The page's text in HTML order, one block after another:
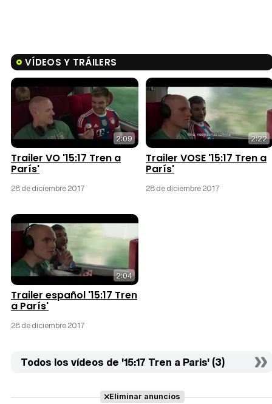
VÍDEOS Y TRÁILERS
2:09
Trailer VO '15:17 Tren a
París'
28 de diciembre 2017
2:22
Trailer VOSE '15:17 Tren a
París'
28 de diciembre 2017
2:04
Trailer español '15:17 Tren
a París'
28 de diciembre 2017
Todos los vídeos de '15:17 Tren a Paris' (3)
Eliminar anuncios